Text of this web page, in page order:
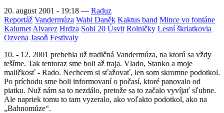
20. august 2001 - 19:18 — Raduz
Reportáž Vandermúza Wabi Daněk Kaktus band Mince vo fontáne
Kalumet Alvarez Hrdza Sobi 20 Úsvit Rolničky Lesní škriatkovia
Ozvena Jasoň Festivaly
10. - 12. 2001 prebehla už tradičná Vandermúza, na ktorú sa vždy
tešíme. Tak tentoraz sme boli až traja. Vlado, Stanko a moje
maličkosť - Rado. Nechcem si sťažovať, len som skromne podotkol.
Po príchodu sme boli informovaní o počasí, ktoré panovalo od
piatku. Nuž nám sa to nezdálo, pretože sa to začalo vyvíjať sľubne.
Ale napriek tomu to tam vyzeralo, ako voľakto podotkol, ako na
„Bahnomúze“.